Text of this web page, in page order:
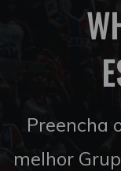
Preencha
melhor